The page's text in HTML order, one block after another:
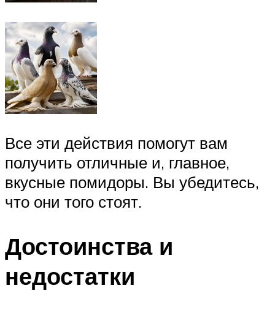
Все эти действия помогут вам
получить отличные и, главное,
вкусные помидоры. Вы убедитесь,
что они того стоят.
Достоинства и
недостатки